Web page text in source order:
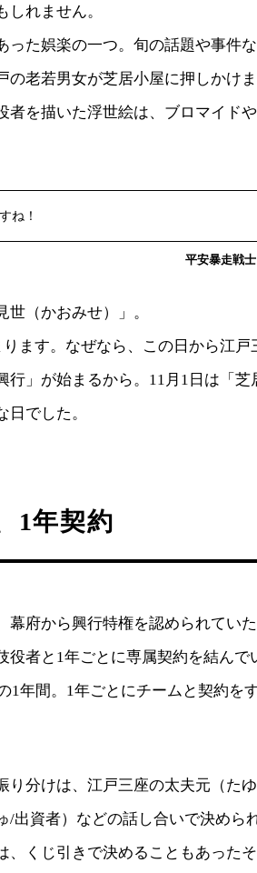
れません。
った娯楽の一つ。旬の話題や事件
の老若男女が芝居小屋に押しかけ
を描いた浮世絵は、ブロマイド
ね！
平安暴走戦
（かおみせ）」。
ます。なぜなら、この日から江戸
行」が始まるから。11月1日は「芝
でした。
1年契約
幕府から興行特権を認められてい
役者と1年ごとに専属契約を結んで
1年間。1年ごとにチームと契約を
り分けは、江戸三座の太夫元（た
出資者）などの話し合いで決めら
、くじ引きで決めることもあった